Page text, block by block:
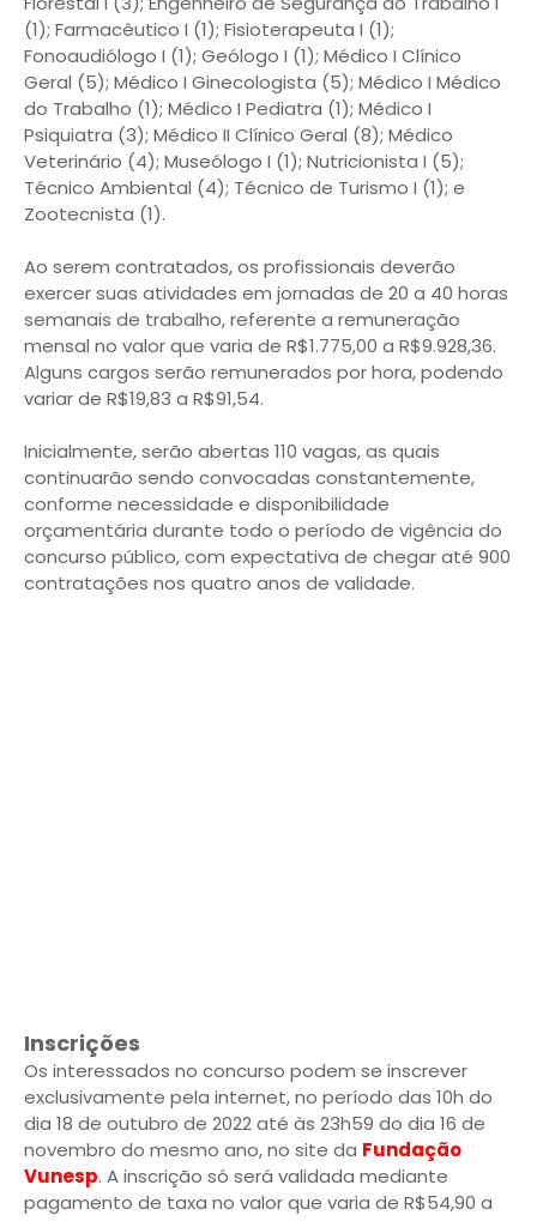
(1); Farmacêutico I (1); Fisioterapeuta I (1);
Fonoaudiólogo I (1); Geólogo I (1); Médico I Clínico
Geral (5); Médico I Ginecologista (5); Médico I Médico
do Trabalho (1); Médico I Pediatra (1); Médico I
Psiquiatra (3); Médico II Clínico Geral (8); Médico
Veterinário (4); Museólogo I (1); Nutricionista I (5);
Técnico Ambiental (4); Técnico de Turismo I (1); e
Zootecnista (1).
Ao serem contratados, os profissionais deverão
exercer suas atividades em jornadas de 20 a 40 horas
semanais de trabalho, referente a remuneração
mensal no valor que varia de R$1.775,00 a R$9.928,36.
Alguns cargos serão remunerados por hora, podendo
variar de R$19,83 a R$91,54.
Inicialmente, serão abertas 110 vagas, as quais
continuarão sendo convocadas constantemente,
conforme necessidade e disponibilidade
orçamentária durante todo o período de vigência do
concurso público, com expectativa de chegar até 900
contratações nos quatro anos de validade.
Inscrições
Os interessados no concurso podem se inscrever
exclusivamente pela internet, no período das 10h do
dia 18 de outubro de 2022 até às 23h59 do dia 16 de
novembro do mesmo ano, no site da Fundação
Vunesp. A inscrição só será validada mediante
pagamento de taxa no valor que varia de R$54,90 a